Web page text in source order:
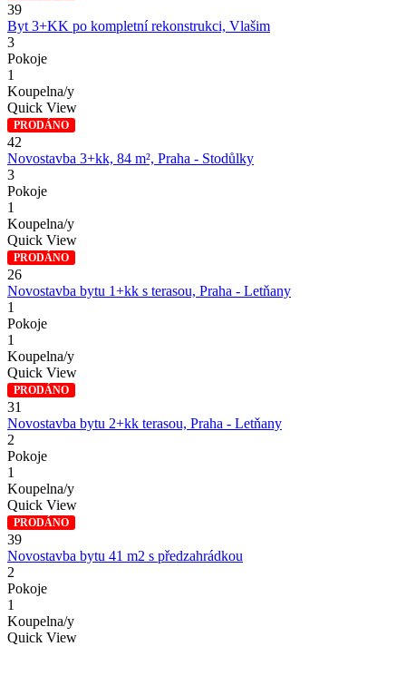
39
Byt 3+KK po kompletní rekonstrukci, Vlašim
3
Pokoje
1
Koupelna/y
Quick View
PRODÁNO
42
Novostavba 3+kk, 84 m², Praha - Stodůlky
3
Pokoje
1
Koupelna/y
Quick View
PRODÁNO
26
Novostavba bytu 1+kk s terasou, Praha - Letňany
1
Pokoje
1
Koupelna/y
Quick View
PRODÁNO
31
Novostavba bytu 2+kk terasou, Praha - Letňany
2
Pokoje
1
Koupelna/y
Quick View
PRODÁNO
39
Novostavba bytu 41 m2 s předzahrádkou
2
Pokoje
1
Koupelna/y
Quick View